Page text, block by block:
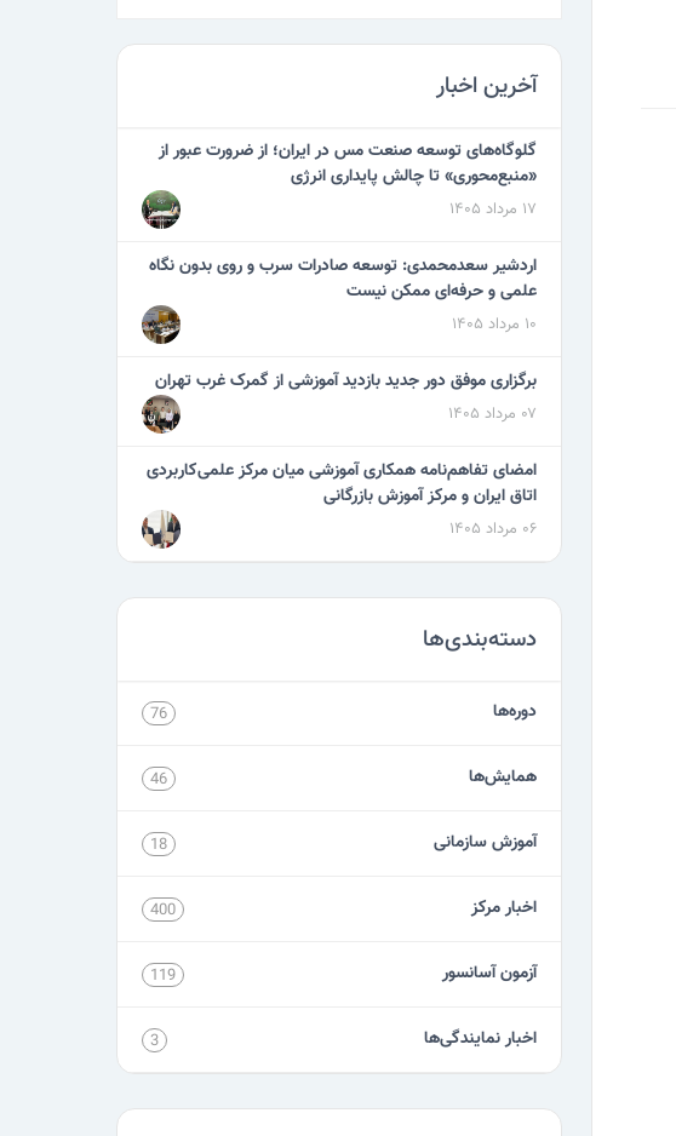
آخرین اخبار
گلوگاه‌های توسعه صنعت مس در ایران؛ از ضرورت عبور از
«منبع‌محوری» تا چالش پایداری انرژی
۱۷ مرداد ۱۴۰۵
اردشیر سعدمحمدی: توسعه صادرات سرب و روی بدون نگاه
علمی و حرفه‌ای ممکن نیست
۱۰ مرداد ۱۴۰۵
برگزاری موفق دور جدید بازدید آموزشی از گمرک غرب تهران
۰۷ مرداد ۱۴۰۵
امضای تفاهم‌نامه همکاری آموزشی میان مرکز علمی‌کاربردی
اتاق ایران و مرکز آموزش بازرگانی
۰۶ مرداد ۱۴۰۵
دسته‌بندی‌ها
دوره‌ها 76
همایش‌ها 46
آموزش سازمانی 18
اخبار مرکز 400
آزمون آسانسور 119
اخبار نمایندگی‌ها 3